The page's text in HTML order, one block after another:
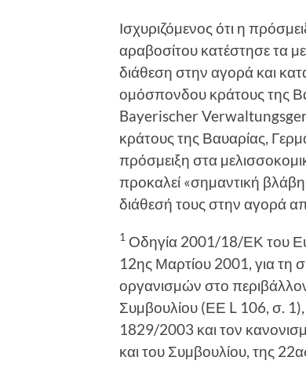
Ισχυριζόµενος ότι η
αραβοσίτου κατέστησε τα
διάθεση στην αγορά και
οµόσπονδου κράτους της
Bayerischer
κράτους της Βαυαρίας,
πρόσµειξη στα
προκαλεί «σηµαντική
διάθεσή τους στην αγορά
1 Οδηγία 2001/18/ΕΚ του
12ης Μαρτίου 2001, για τη
οργανισµών στο
Συµβουλίου (ΕΕ L 106, σ.
1829/2003 και τον
και του Συµβουλίου, της